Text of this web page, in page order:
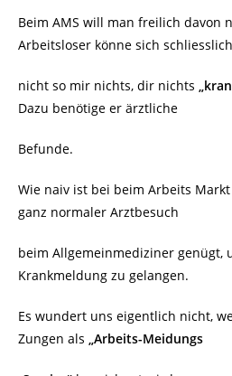
Beim AMS will man freilich davon
Arbeitsloser könne sich schliesslich
nicht so mir nichts, dir nichts
Dazu benötige er ärztliche
Befunde.
Wie naiv ist bei beim Arbeits
ganz normaler Arztbesuch
beim Allgemeinmediziner genügt,
Krankmeldung zu gelangen.
Es wundert uns eigentlich nicht,
Zungen als „Arbeits-Meidungs